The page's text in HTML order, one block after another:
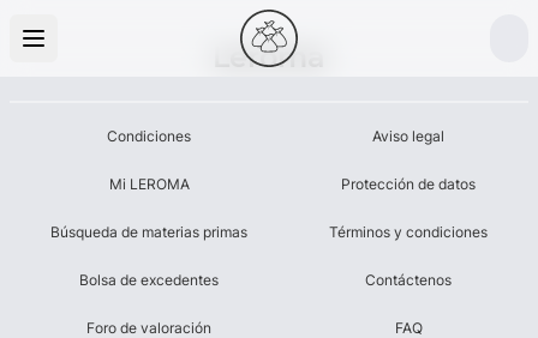
Leroma
Condiciones
Mi LEROMA
Búsqueda de materias primas
Bolsa de excedentes
Foro de valoración
Aviso legal
Protección de datos
Términos y condiciones
Contáctenos
FAQ